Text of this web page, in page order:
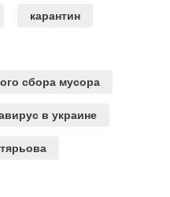
карантин
сбора мусора
в украине